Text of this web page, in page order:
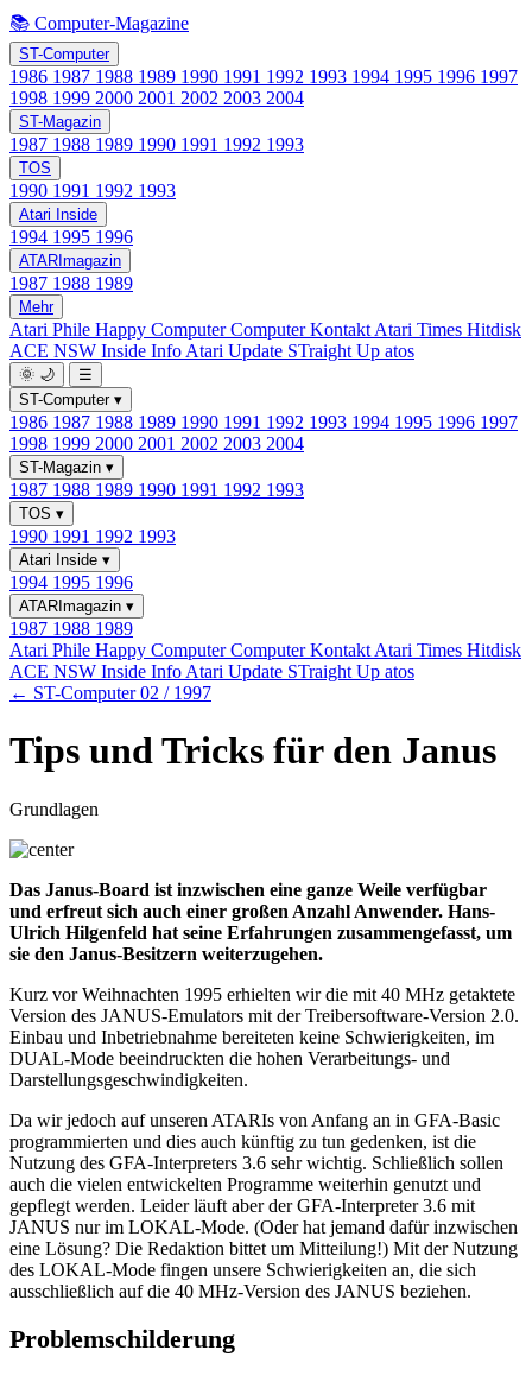
📚 Computer-Magazine
ST-Computer
1986 1987 1988 1989 1990 1991 1992 1993 1994 1995 1996 1997
1998 1999 2000 2001 2002 2003 2004
ST-Magazin
1987 1988 1989 1990 1991 1992 1993
TOS
1990 1991 1992 1993
Atari Inside
1994 1995 1996
ATARImagazin
1987 1988 1989
Mehr
Atari Phile Happy ComputerComputer Kontakt Atari Times Hitdisk
ACE NSW Inside Info Atari Update STraight Up atos
🌞 🌙
☰
ST-Computer ▾
1986 1987 1988 1989 1990 1991 1992 1993 1994 1995 1996 1997
1998 1999 2000 2001 2002 2003 2004
ST-Magazin ▾
1987 1988 1989 1990 1991 1992 1993
TOS ▾
1990 1991 1992 1993
Atari Inside ▾
1994 1995 1996
ATARImagazin ▾
1987 1988 1989
Atari Phile Happy ComputerComputer Kontakt Atari Times Hitdisk
ACE NSW Inside Info Atari Update STraight Up atos
← ST-Computer 02 / 1997
Tips und Tricks für den Janus
Grundlagen
Das Janus-Board ist inzwischen eine ganze Weile verfügbar
und erfreut sich auch einer großen Anzahl Anwender. Hans-
Ulrich Hilgenfeld hat seine Erfahrungen zusammengefasst, um
sie den Janus-Besitzern weiterzugehen.
Kurz vor Weihnachten 1995 erhielten wir die mit 40 MHz getaktete
Version des JANUS-Emulators mit der Treibersoftware-Version 2.0.
Einbau und Inbetriebnahme bereiteten keine Schwierigkeiten, im
DUAL-Mode beeindruckten die hohen Verarbeitungs- und
Darstellungsgeschwindigkeiten.
Da wir jedoch auf unseren ATARIs von Anfang an in GFA-Basic
programmierten und dies auch künftig zu tun gedenken, ist die
Nutzung des GFA-Interpreters 3.6 sehr wichtig. Schließlich sollen
auch die vielen entwickelten Programme weiterhin genutzt und
gepflegt werden. Leider läuft aber der GFA-Interpreter 3.6 mit
JANUS nur im LOKAL-Mode. (Oder hat jemand dafür inzwischen
eine Lösung? Die Redaktion bittet um Mitteilung!) Mit der Nutzung
des LOKAL-Mode fingen unsere Schwierigkeiten an, die sich
ausschließlich auf die 40 MHz-Version des JANUS beziehen.
Problemschilderung